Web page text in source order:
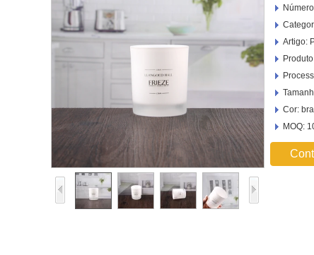
Artigo:
Cor:
MOQ: